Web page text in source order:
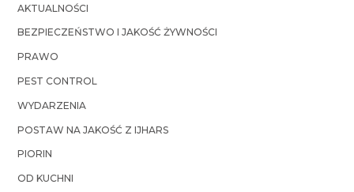
AKTUALNOŚCI
BEZPIECZEŃSTWO I JAKOŚĆ ŻYWNOŚCI
PRAWO
PEST CONTROL
WYDARZENIA
POSTAW NA JAKOŚĆ Z IJHARS
PIORIN
OD KUCHNI